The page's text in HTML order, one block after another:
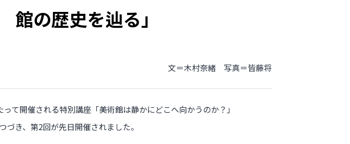
館の歴史を辿る」
文＝木村奈緒 写真＝皆藤将
て開催される特別講座「美術館は静かにどこへ向かうのか？」
づき、第2回が先日開催されました。